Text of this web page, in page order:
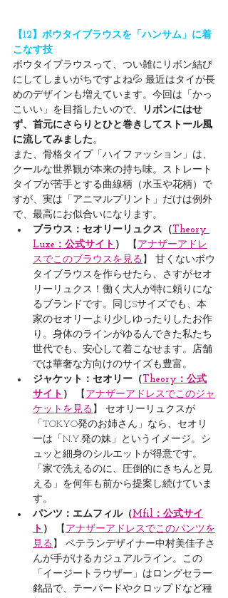
【12】ボウタイブラウスを「ハンサム」に着
こなす技
ボウタイブラウスって、つい雑にリボン結び
にしてしまいがちですよね💦 最近はタイが長
めのデザインも増えています。今回は「かっ
こいい」を目指したいので、
リボンにはせ
ず、首元にさらりとひと巻きしてストール風
に流してみました。
また、骨格タイプ「ハイファッション」は、
クールな世界観が本来の持ち味。ストレート
タイプが苦手とする曲線柄（水玉や花柄）で
すが、実は「アニマルプリント」だけは例外
で、最高にお似合いになります。
ブラウス：セオリーリュクス（ Theory
Luxe：公式サイト ） 【 アナザーアドレ
スでこのブラウスを見る 】 甘くないボウ
タイブラウスを作らせたら、さすがセオ
リーリュクス！働く大人が特に頼りにな
るブランドです。同じSサイズでも、本
家のセオリーより少しゆったりしたお作
り。身体のラインがゆるんできた私たち
世代でも、安心して着こなせます。店舗
では華奢な方向けのサイズも豊富。
ジャケット：セオリー（ Theory：公式
サイト ） 【 アナザーアドレスでこのジャ
ケットを見る 】 セオリーリュクスが
「TOKYO発のお姉さん」なら、セオリ
ーは「N.Y.発の妹」というイメージ。シ
ュッと細身のシルエットが得意です。
「家で洗えるのに、圧倒的にきちんと見
える」を何年も前から提案し続けていま
す。
パンツ：エムフィル（ Mfil：公式サイ
ト ） 【 アナザーアドレスでこのパンツを
見る 】 ベテランデザイナー中村美佳子さ
んが手がけるカジュアルライン。この
「イージートラウザー」はロングセラー
銘品で、テーパードやクロップドなど種